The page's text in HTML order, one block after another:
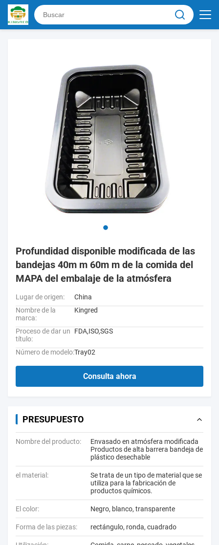
Profundidad disponible modificada de las
bandejas 40m m 60m m de la comida del
MAPA del embalaje de la atmósfera
Lugar de origen:
China
Nombre de la
marca:
Kingred
Proceso de dar un
título:
FDA,ISO,SGS
Número de modelo:Tray02
Consulta ahora
PRESUPUESTO
Nombre del producto:
Envasado en atmósfera modificada
Productos de alta barrera bandeja de
plástico desechable
el material:
Se trata de un tipo de material que se
utiliza para la fabricación de
productos químicos.
El color: Negro, blanco, transparente
Forma de las piezas: rectángulo, ronda, cuadrado